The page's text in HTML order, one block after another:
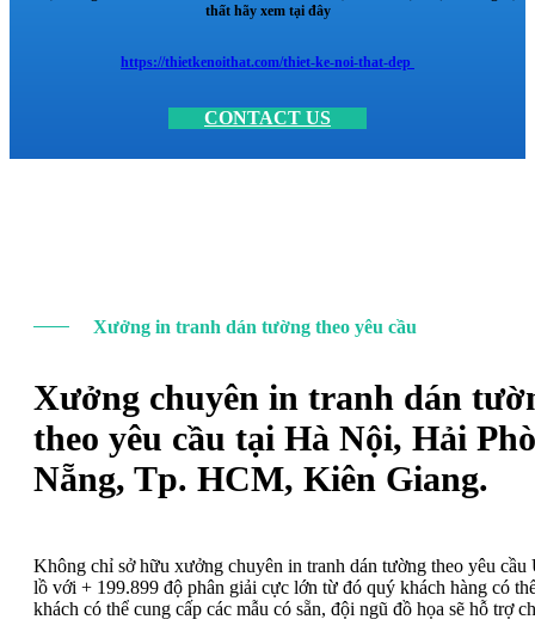
thất hãy xem tại đây
https://thietkenoithat.com/thiet-ke-noi-that-dep
CONTACT US
Xưởng in tranh dán tường theo yêu cầu
Xưởng chuyên in tranh dán
theo yêu cầu tại Hà Nội, Hải
Nẵng, Tp. HCM, Kiên Giang.
Không chỉ sở hữu xưởng chuyên in tranh dán tường theo yêu
lồ với + 199.899 độ phân giải cực lớn từ đó quý khách hàng có
khách có thể cung cấp các mẫu có sẵn, đội ngũ đồ họa sẽ hỗ trợ